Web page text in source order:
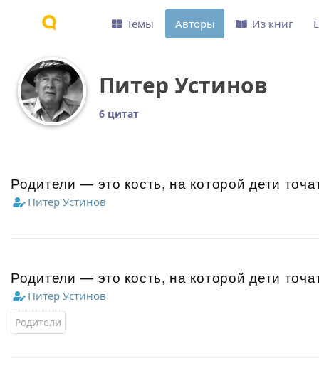
Питер Устинов
6 цитат
Родители — это кость, на которой дети
Питер Устинов
Родители — это кость, на которой дети
Питер Устинов
Родители
Темы Авторы Из книг